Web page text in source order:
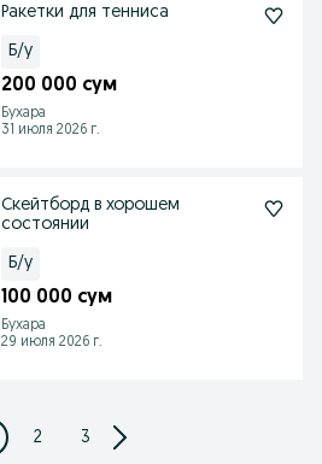
Ракетки для тенниса
Б/у
200 000 сум
Бухара
31 июля 2026 г.
Скейтборд в хорошем
состоянии
Б/у
100 000 сум
Бухара
29 июля 2026 г.
2 3